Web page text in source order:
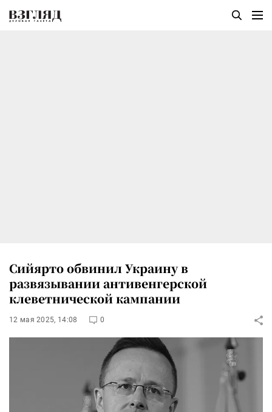
Сийярто обвинил Украину в
развязывании антивенгерской
клеветнической кампании
12 мая 2025, 14:08 0